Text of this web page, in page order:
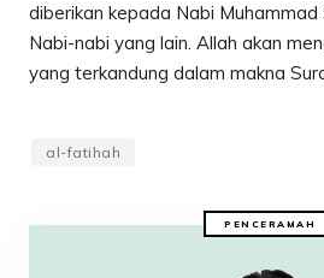
diberikan kepada Nabi
Nabi-nabi yang lain. Allah akan
yang terkandung dalam makna
al-fatihah
PENCERAMAH